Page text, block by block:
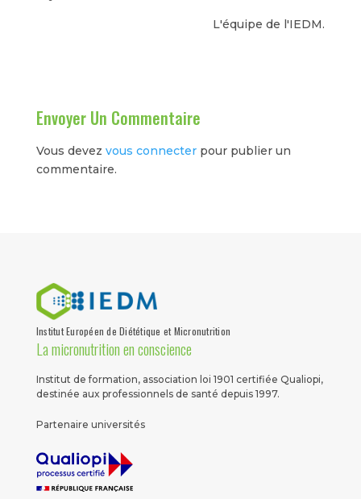
L'équipe de l'IEDM.
Envoyer Un Commentaire
Vous devez vous connecterpour publier un
commentaire.
Institut Européen de Diététique et Micronutrition
La micronutrition en conscience
Institut de formation, association loi 1901 certifiée Qualiopi,
destinée aux professionnels de santé depuis 1997.
Partenaire universités